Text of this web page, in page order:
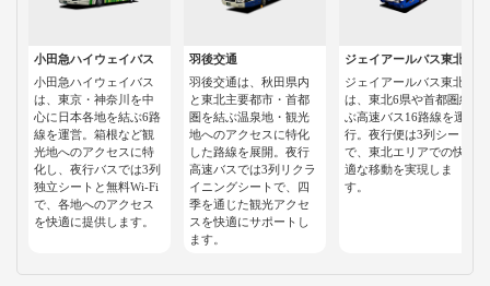
小田急ハイウェイバス
小田急ハイウェイバス
は、東京・神奈川を中
心に日本各地を結ぶ6路
線を運営。箱根など観
光地へのアクセスに特
化し、夜行バスでは3列
独立シートと無料Wi-Fi
で、各地へのアクセス
を快適に提供します。
羽後交通
羽後交通は、秋田県内
と東北主要都市・首都
圏を結ぶ温泉地・観光
地へのアクセスに特化
した路線を展開。夜行
高速バスでは3列リクラ
イニングシートで、四
季を通じた観光アクセ
スを快適にサポートし
ます。
ジェイアールバス東北
ジェイアールバス東北
は、東北6県や首都圏結
ぶ高速バス16路線を運
行。夜行便は3列シート
で、東北エリアでの快
適な移動を実現しま
す。